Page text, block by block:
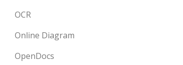
OCR
Online Diagram
OpenDocs